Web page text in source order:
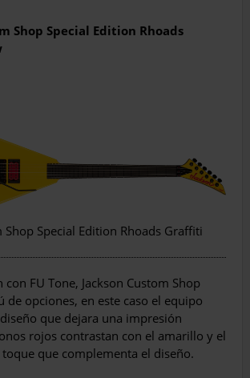
Shop Special Edition Rhoads
Shop Special Edition Rhoads Graffiti
con FU Tone, Jackson Custom Shop
de opciones, en este caso el equipo
que dejara una impresión
rojos contrastan con el amarillo y el
que complementa el diseño.